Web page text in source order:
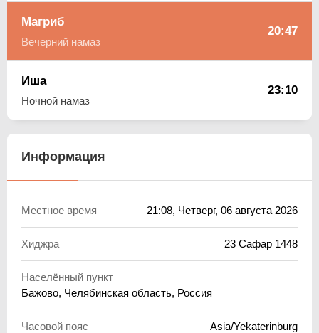
Магриб
Вечерний намаз
20:47
Иша
Ночной намаз
23:10
Информация
Местное время 21:08, Четверг, 06 августа 2026
Хиджра 23 Сафар 1448
Населённый пункт
Бажово, Челябинская область, Россия
Часовой пояс Asia/Yekaterinburg